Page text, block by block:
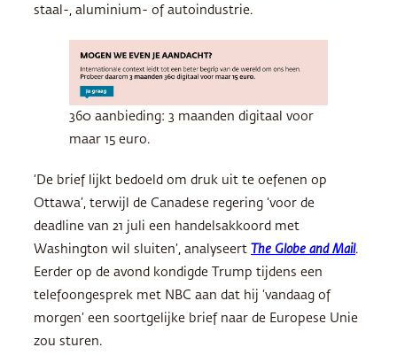
staal-, aluminium- of autoindustrie.
360 aanbieding: 3 maanden digitaal voor
maar 15 euro.
‘De brief lijkt bedoeld om druk uit te oefenen op
Ottawa’, terwijl de Canadese regering ‘voor de
deadline van 21 juli een handelsakkoord met
Washington wil sluiten’, analyseert The Globe and Mail.
Eerder op de avond kondigde Trump tijdens een
telefoongesprek met NBC aan dat hij ‘vandaag of
morgen’ een soortgelijke brief naar de Europese Unie
zou sturen.